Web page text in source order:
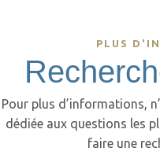
PLUS
Pour plus d’informations,
dédiée aux questions les
faire une